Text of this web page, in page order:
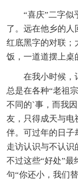
“喜庆”二字似
了。远在他乡的人
红底黑字的对联；
饭，一道道摆上
在我小时候，
总是在各种“老祖
不同的`事，而我
友，只得成天与电
伴。可过年的日子
走访认识与不认识
不过这些“好处”
句“你还小，我们